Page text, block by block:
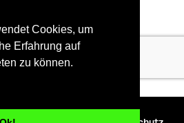
Cookies, um
Erfahrung auf
zu können.